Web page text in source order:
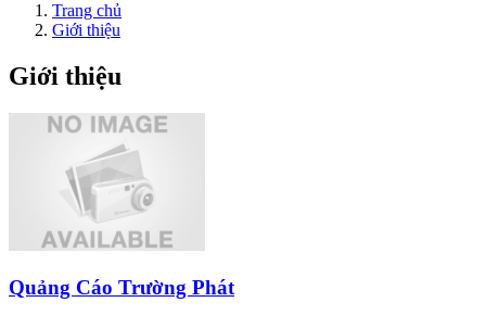
Trang chủ
Giới thiệu
Giới thiệu
Quảng Cáo Trường Phát